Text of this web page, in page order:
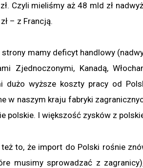
Czyli mieliśmy aż 48 mld zł
– z Francją.
mamy deficyt handlowy
Zjednoczonymi, Kanadą,
dużo wyższe koszty pracy od
w naszym kraju fabryki
polskie. I większość zysków z
też to, że import do Polski rośnie
musimy sprowadzać z